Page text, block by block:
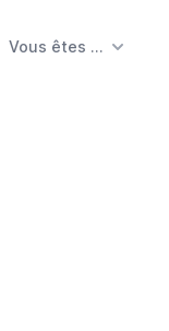
Vous êtes …